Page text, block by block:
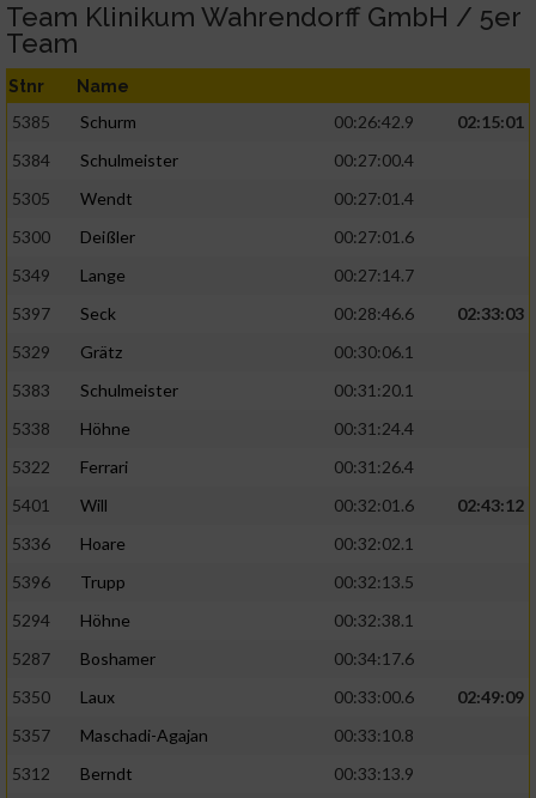
Team Klinikum Wahrendorff GmbH / 5er
Team
Stnr Name
5385 Schurm 00:26:42.9
02:15:01
5384
Schulmeister
00:27:00.4
5305
Wendt
00:27:01.4
5300
Deißler
00:27:01.6
5349
Lange
00:27:14.7
5397
Seck 00:28:46.6
02:33:03
5329
Grätz
00:30:06.1
5383
Schulmeister
00:31:20.1
5338
Höhne
00:31:24.4
5322
Ferrari
00:31:26.4
5401
Will 00:32:01.6
02:43:12
5336
Hoare
00:32:02.1
5396
Trupp
00:32:13.5
5294
Höhne
00:32:38.1
5287
Boshamer
00:34:17.6
5350
Laux 00:33:00.6
02:49:09
5357
Maschadi-Agajan
00:33:10.8
5312
Berndt
00:33:13.9